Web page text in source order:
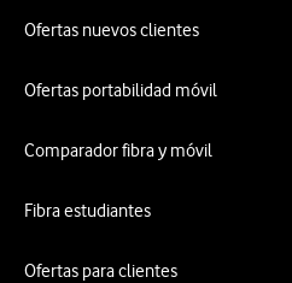
Ofertas nuevos clientes
Ofertas portabilidad móvil
Comparador fibra y móvil
Fibra estudiantes
Ofertas para clientes